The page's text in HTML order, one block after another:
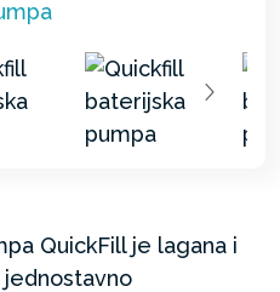
QuickFill je lagana i